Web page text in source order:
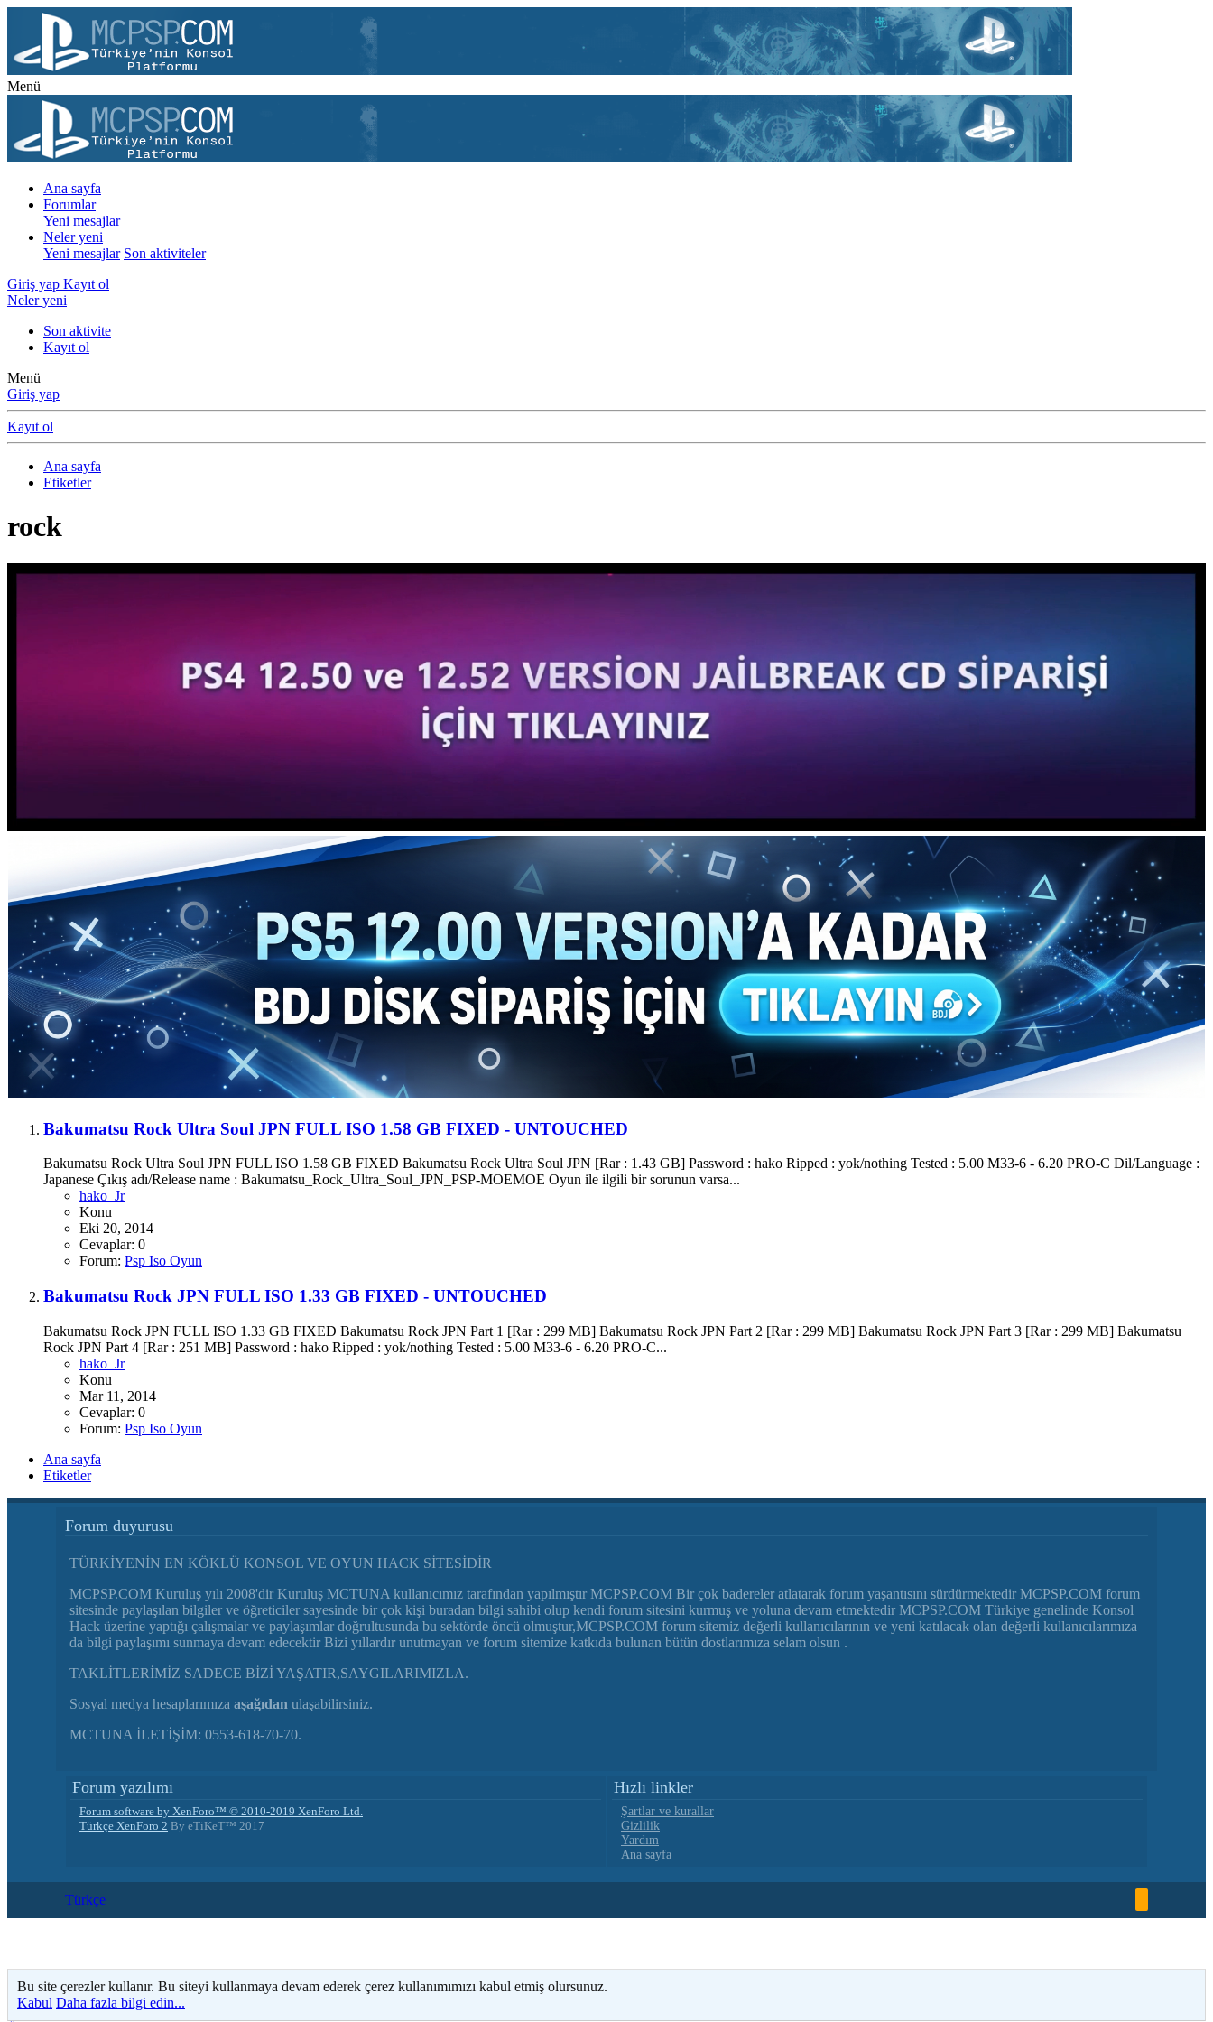
Menü
Ana sayfa
Forumlar
Yeni mesajlar
Neler yeni
Yeni mesajlar Son aktiviteler
Giriş yap Kayıt ol
Neler yeni
Son aktivite
Kayıt ol
Menü
Giriş yap
Kayıt ol
Ana sayfa
Etiketler
rock
Bakumatsu Rock Ultra Soul JPN FULL ISO 1.58 GB FIXED - UNTOUCHED
Bakumatsu Rock Ultra Soul JPN FULL ISO 1.58 GB FIXED Bakumatsu Rock Ultra Soul JPN [Rar : 1.43 GB] Password : hako Ripped : yok/nothing Tested : 5.00 M33-6 - 6.20 PRO-C Dil/Language :
Japanese Çıkış adı/Release name : Bakumatsu_Rock_Ultra_Soul_JPN_PSP-MOEMOE Oyun ile ilgili bir sorunun varsa...
hako_Jr
Konu
Eki 20, 2014
Cevaplar: 0
Forum: Psp Iso Oyun
Bakumatsu Rock JPN FULL ISO 1.33 GB FIXED - UNTOUCHED
Bakumatsu Rock JPN FULL ISO 1.33 GB FIXED Bakumatsu Rock JPN Part 1 [Rar : 299 MB] Bakumatsu Rock JPN Part 2 [Rar : 299 MB] Bakumatsu Rock JPN Part 3 [Rar : 299 MB] Bakumatsu
Rock JPN Part 4 [Rar : 251 MB] Password : hako Ripped : yok/nothing Tested : 5.00 M33-6 - 6.20 PRO-C...
hako_Jr
Konu
Mar 11, 2014
Cevaplar: 0
Forum: Psp Iso Oyun
Ana sayfa
Etiketler
Forum duyurusu
TÜRKİYENİN EN KÖKLÜ KONSOL VE OYUN HACK SİTESİDİR
MCPSP.COM Kuruluş yılı 2008'dir Kuruluş MCTUNA kullanıcımız tarafından yapılmıştır MCPSP.COM Bir çok badereler atlatarak forum yaşantısını sürdürmektedir MCPSP.COM forum
sitesinde paylaşılan bilgiler ve öğreticiler sayesinde bir çok kişi buradan bilgi sahibi olup kendi forum sitesini kurmuş ve yoluna devam etmektedir MCPSP.COM Türkiye genelinde Konsol
Hack üzerine yaptığı çalışmalar ve paylaşımlar doğrultusunda bu sektörde öncü olmuştur,MCPSP.COM forum sitemiz değerli kullanıcılarının ve yeni katılacak olan değerli kullanıcılarımıza
da bilgi paylaşımı sunmaya devam edecektir Bizi yıllardır unutmayan ve forum sitemize katkıda bulunan bütün dostlarımıza selam olsun .
TAKLİTLERİMİZ SADECE BİZİ YAŞATIR,SAYGILARIMIZLA.
Sosyal medya hesaplarımıza aşağıdan ulaşabilirsiniz.
MCTUNA İLETİŞİM: 0553-618-70-70.
Forum yazılımı
Forum software by XenForo™ © 2010-2019 XenForo Ltd.
Türkçe XenForo 2 By eTiKeT™ 2017
Hızlı linkler
Şartlar ve kurallar
Gizlilik
Yardım
Ana sayfa
Türkçe
Bu site çerezler kullanır. Bu siteyi kullanmaya devam ederek çerez kullanımımızı kabul etmiş olursunuz.
Kabul Daha fazla bilgi edin...